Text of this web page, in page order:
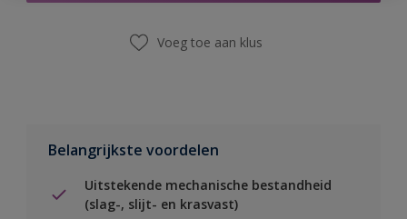
Voeg toe aan klus
Belangrijkste voordelen
Uitstekende mechanische bestandheid
(slag-, slijt- en krasvast)